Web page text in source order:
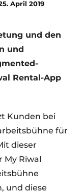
April 2019
und den
und
Rental-App
Kunden bei
für
dieser
My Riwal
und diese